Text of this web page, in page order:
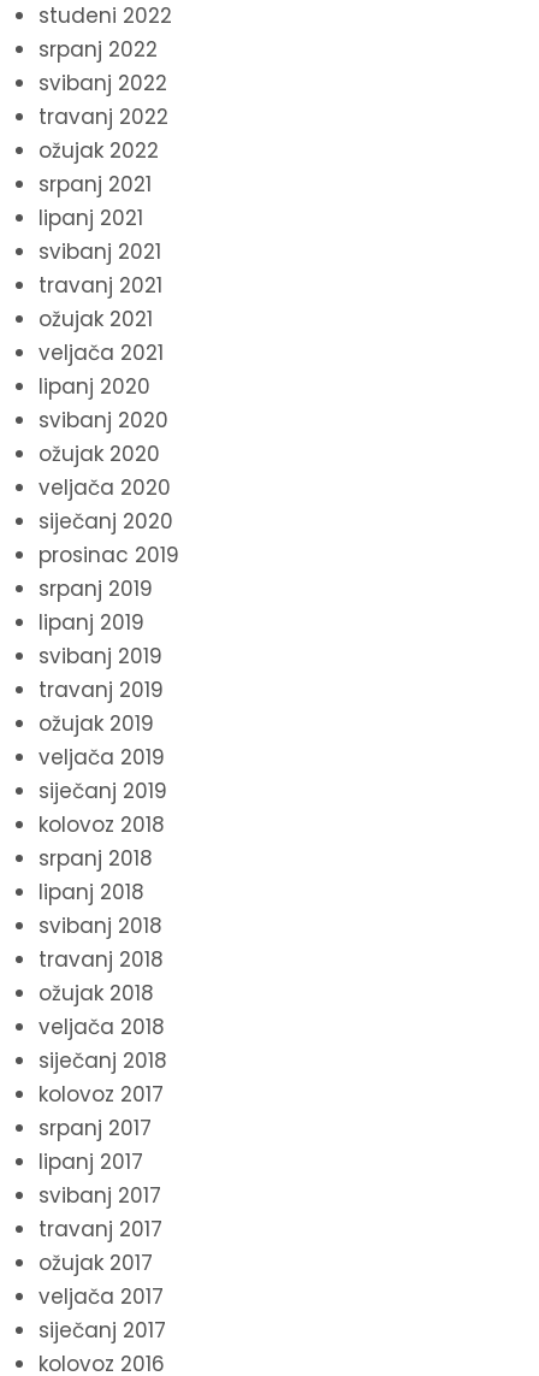
studeni 2022
srpanj 2022
svibanj 2022
travanj 2022
ožujak 2022
srpanj 2021
lipanj 2021
svibanj 2021
travanj 2021
ožujak 2021
veljača 2021
lipanj 2020
svibanj 2020
ožujak 2020
veljača 2020
siječanj 2020
prosinac 2019
srpanj 2019
lipanj 2019
svibanj 2019
travanj 2019
ožujak 2019
veljača 2019
siječanj 2019
kolovoz 2018
srpanj 2018
lipanj 2018
svibanj 2018
travanj 2018
ožujak 2018
veljača 2018
siječanj 2018
kolovoz 2017
srpanj 2017
lipanj 2017
svibanj 2017
travanj 2017
ožujak 2017
veljača 2017
siječanj 2017
kolovoz 2016